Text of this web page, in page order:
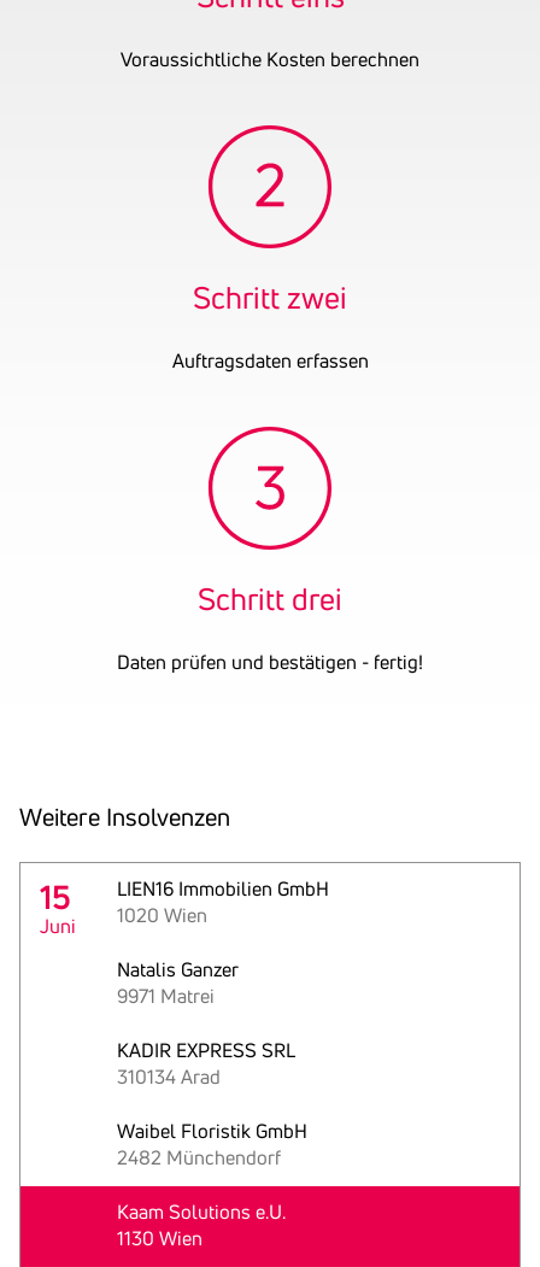
Voraussichtliche Kosten berechnen
Schritt zwei
Auftragsdaten erfassen
Schritt drei
Daten prüfen und bestätigen - fertig!
Weitere Insol­venzen
15
Juni
LIEN16 Immobilien GmbH
1020 Wien
Natalis Ganzer
9971 Matrei
KADIR EXPRESS SRL
310134 Arad
Waibel Floristik GmbH
2482 Münchendorf
Kaam Solutions e.U.
1130 Wien